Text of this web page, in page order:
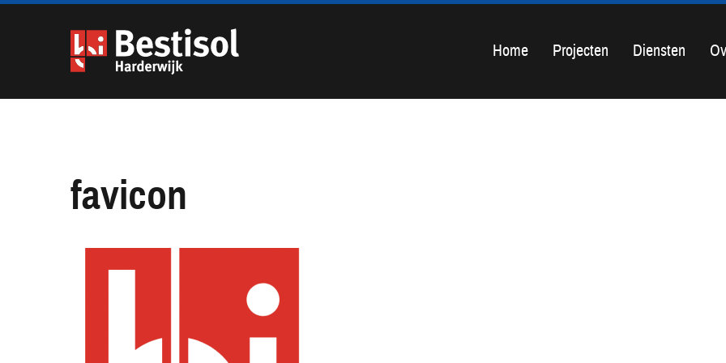
overslaan
Home Projecten Diensten
favicon